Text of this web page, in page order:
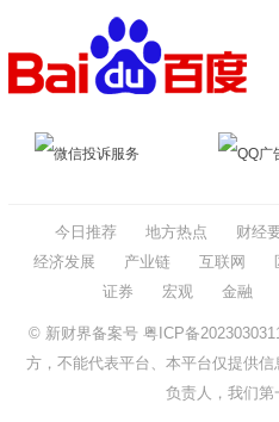
微信投诉服务 QQ广
今日推荐 地方热点 财经
经济发展
产业链 互联网
证券
宏观 金融
© 新财界备案号 粤ICP备
方，不能代表平台、本平台仅提供
负责人，我们第